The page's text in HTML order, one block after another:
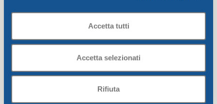
Accetta tutti
Accetta selezionati
Rifiuta